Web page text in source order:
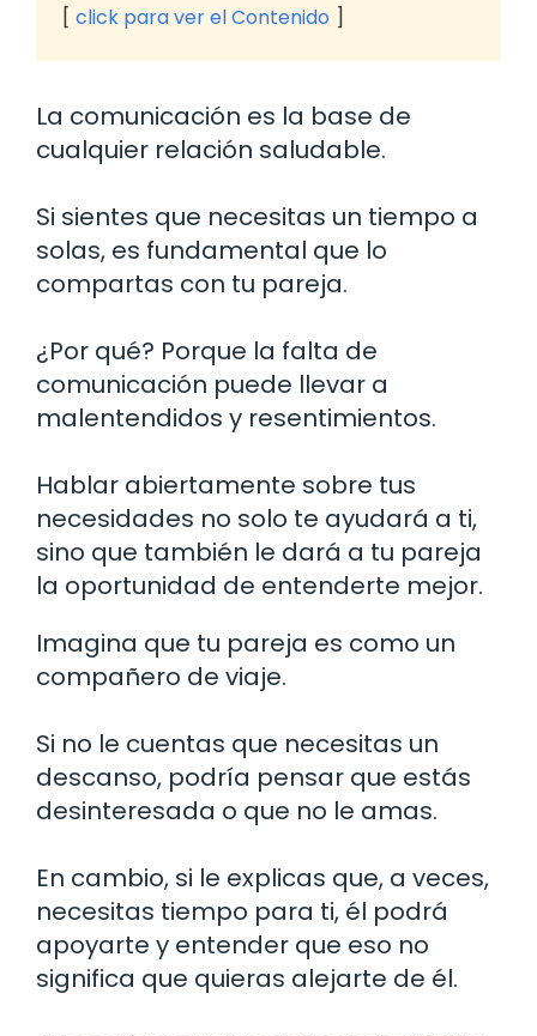
click para ver el Contenido
La comunicación es la base de
cualquier relación saludable.
Si sientes que necesitas un tiempo a
solas, es fundamental que lo
compartas con tu pareja.
¿Por qué? Porque la falta de
comunicación puede llevar a
malentendidos y resentimientos.
Hablar abiertamente sobre tus
necesidades no solo te ayudará a ti,
sino que también le dará a tu pareja
la oportunidad de entenderte mejor.
Imagina que tu pareja es como un
compañero de viaje.
Si no le cuentas que necesitas un
descanso, podría pensar que estás
desinteresada o que no le amas.
En cambio, si le explicas que, a veces,
necesitas tiempo para ti, él podrá
apoyarte y entender que eso no
significa que quieras alejarte de él.